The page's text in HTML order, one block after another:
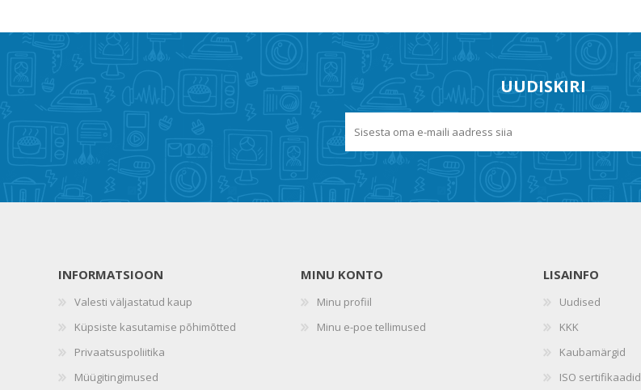
UUDISKIRI
INFORMATSIOON
Valesti väljastatud kaup
Küpsiste kasutamise põhimõtted
Privaatsuspoliitika
Müügitingimused
MINU KONTO
Minu profiil
Minu e-poe tellimused
LISAINFO
Uudised
KKK
Kaubamärgid
ISO sertifikaadid